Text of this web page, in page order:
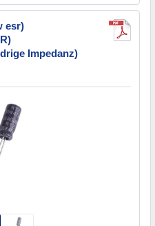
esr)
Impedanz)